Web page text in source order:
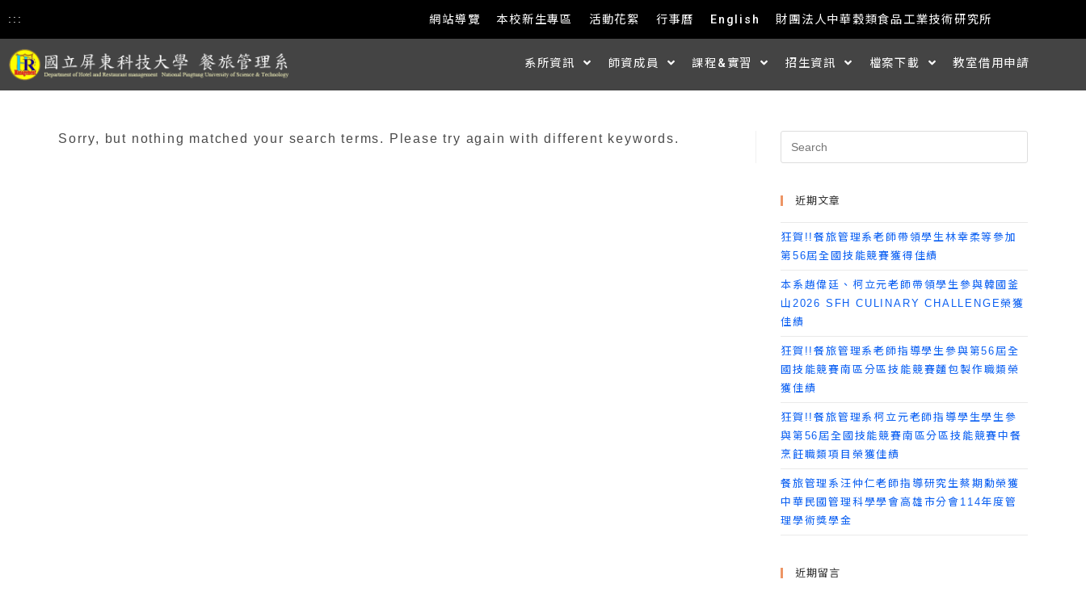
::: 網站導覽 本校新生專區 活動花絮 行事曆 English 財團法人中華穀類食品工業技術研究所
系所資訊 師資成員 課程&實習 招生資訊 檔案下載 教室借用申請
Sorry, but nothing matched your search terms. Please try again with different keywords.
近期文章
狂賀!!餐旅管理系老師帶領學生林幸柔等參加
第56屆全國技能競賽獲得佳績
本系趙偉廷、柯立元老師帶領學生參與韓國釜
山2026 SFH CULINARY CHALLENGE榮獲
佳績
狂賀!!餐旅管理系老師指導學生參與第56屆全
國技能競賽南區分區技能競賽麵包製作職類榮
獲佳績
狂賀!!餐旅管理系柯立元老師指導學生學生參
與第56屆全國技能競賽南區分區技能競賽中餐
烹飪職類項目榮獲佳績
餐旅管理系汪仲仁老師指導研究生蔡期勳榮獲
中華民國管理科學學會高雄市分會114年度管
理學術獎學金
近期留言